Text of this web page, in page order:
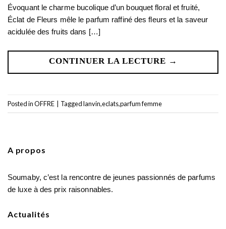
Évoquant le charme bucolique d’un bouquet floral et fruité,
Éclat de Fleurs mêle le parfum raffiné des fleurs et la saveur
acidulée des fruits dans […]
CONTINUER LA LECTURE →
Posted inOFFRE Taggedlanvin,eclats,parfum femme
A propos
Soumaby, c’est la rencontre de jeunes passionnés de parfums
de luxe à des prix raisonnables.
Actualités